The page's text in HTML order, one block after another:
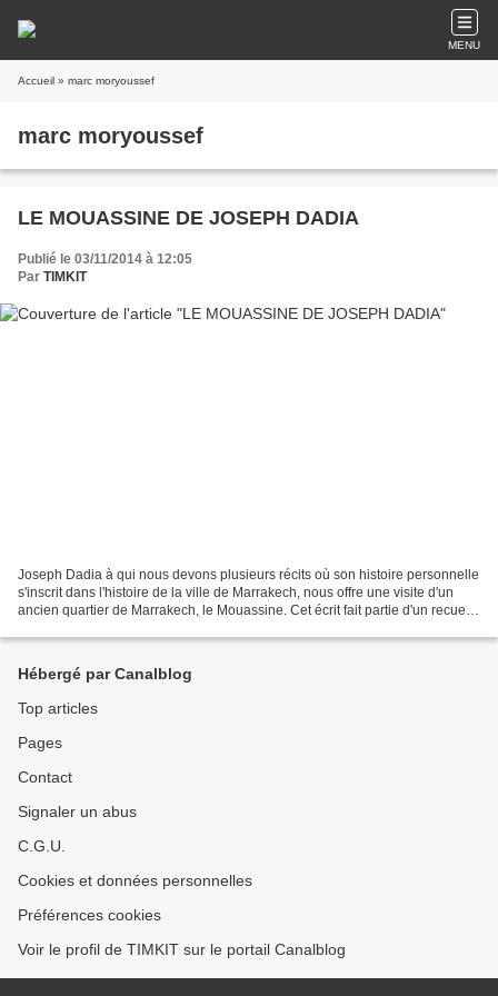
MENU
Accueil » marc moryoussef
marc moryoussef
LE MOUASSINE DE JOSEPH DADIA
Publié le 03/11/2014 à 12:05
Par TIMKIT
Joseph Dadia à qui nous devons plusieurs récits où son histoire personnelle
s'inscrit dans l'histoire de la ville de Marrakech, nous offre une visite d'un
ancien quartier de Marrakech, le Mouassine. Cet écrit fait partie d'un recueil
Hébergé par Canalblog
Top articles
Pages
Contact
Signaler un abus
C.G.U.
Cookies et données personnelles
Préférences cookies
Voir le profil de TIMKIT sur le portail Canalblog